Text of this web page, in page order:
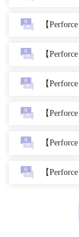
【
【
【
【
【
【